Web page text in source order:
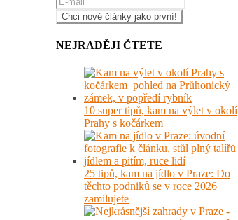
NEJRADĚJI ČTETE
10 super tipů, kam na výlet v okolí
Prahy s kočárkem
25 tipů, kam na jídlo v Praze: Do
těchto podniků se v roce 2026
zamilujete